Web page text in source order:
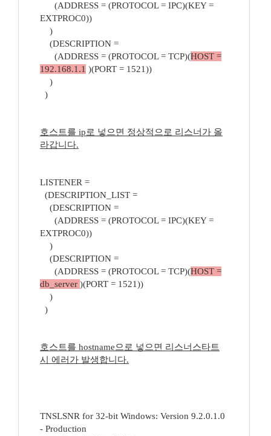
(ADDRESS = (PROTOCOL = IPC)(KEY =
EXTPROC0))
)
(DESCRIPTION =
(ADDRESS = (PROTOCOL = TCP)(HOST =
192.168.1.1 )(PORT = 1521))
)
)
호스트를 ip로 넣으면 정상적으로 리스너가 올
라갑니다.
LISTENER =
(DESCRIPTION_LIST =
(DESCRIPTION =
(ADDRESS = (PROTOCOL = IPC)(KEY =
EXTPROC0))
)
(DESCRIPTION =
(ADDRESS = (PROTOCOL = TCP)(HOST =
db_server )(PORT = 1521))
)
)
호스트를 hostname으로 넣으면 리스너스타트
시 에러가 발생합니다.
TNSLSNR for 32-bit Windows: Version 9.2.0.1.0
- Production